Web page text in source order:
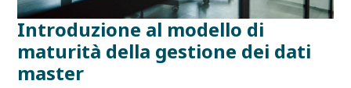
Introduzione al modello di
maturità della gestione dei dati
master